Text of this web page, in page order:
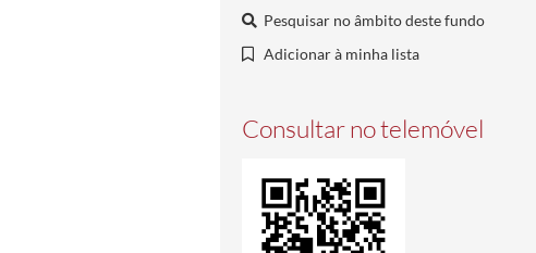
Pesquisar no âmbito deste fundo
Adicionar à minha lista
Consultar no telemóvel